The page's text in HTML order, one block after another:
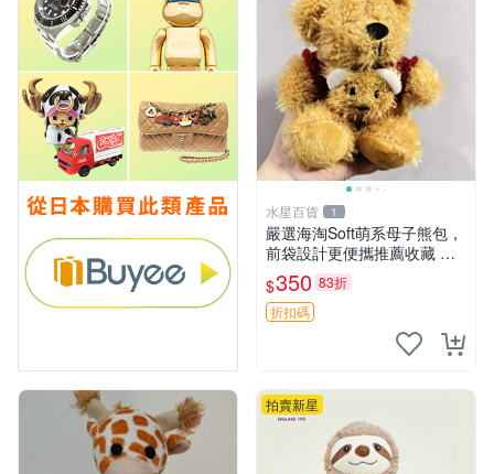
水星百貨 1
嚴選海淘Soft萌系母子熊包，
前袋設計更便攜推薦收藏 母
子熊 軟綿綿 包包
$350 83折
折扣碼
拍賣新星